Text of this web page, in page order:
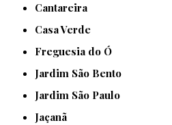
Cantareira
Casa Verde
Freguesia do Ó
Jardim São Bento
Jardim São Paulo
Jaçanã